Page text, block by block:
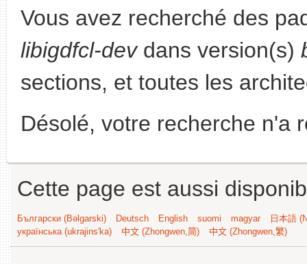
Vous avez recherché des
libigdfcl-devdans version(s)
sections, et toutes les
Désolé, votre recherche n'a
Cette page est aussi
Български (Bəlgarski) Deutsch English suomi magyar
日本語
українська (ukrajins'ka)
中文 (Zhongwen,简) 中文 (Zhongwen,繁)